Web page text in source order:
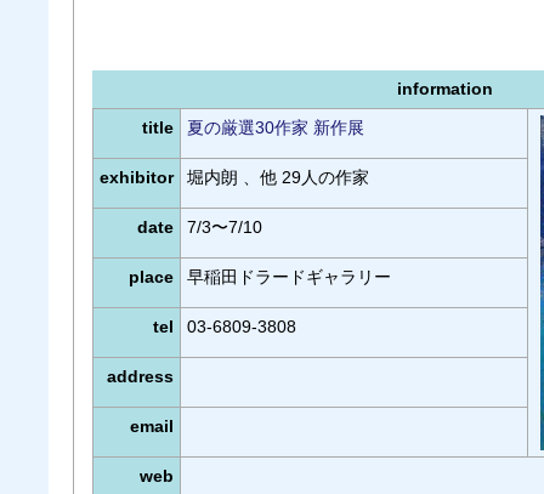
information
title
夏の厳選30作家 新作展
exhibitor 堀内朗 、他 29人の作家
date 7/3〜7/10
place 早稲田ドラードギャラリー
tel 03-6809-3808
address
email
web